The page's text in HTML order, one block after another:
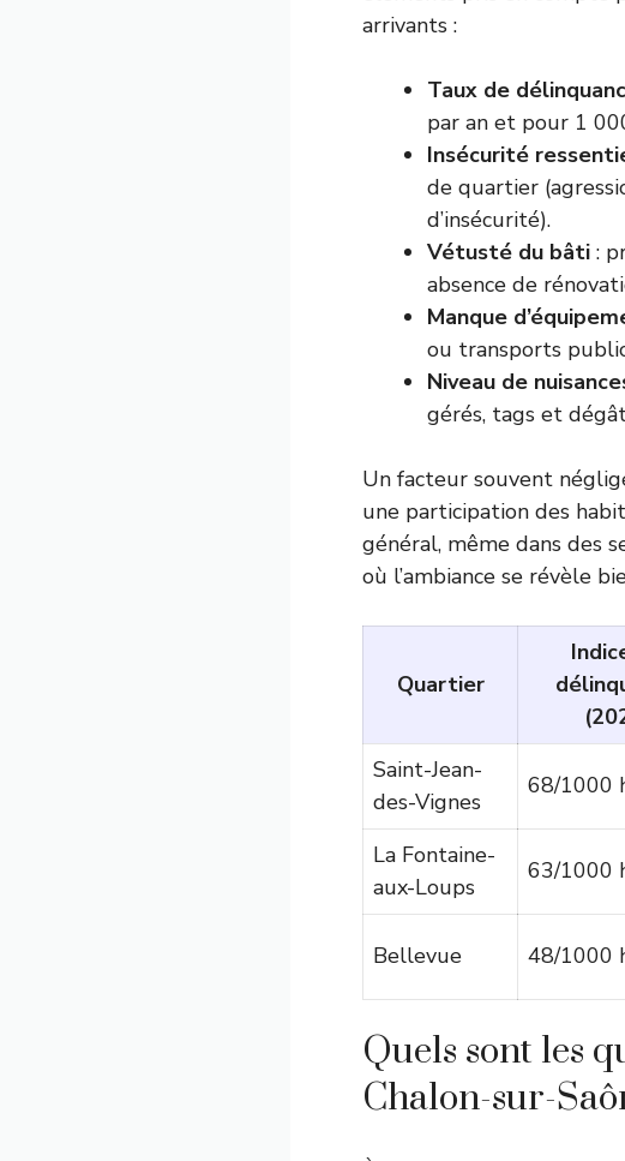
arrivants :
Taux de
par an et pour 1
Insécurité
de quartier
d’insécurité).
Vétusté du bâti :
absence de
Manque
ou transports
Niveau de
gérés, tags et
Un facteur souvent
une participation des
général, même dans des
où l’ambiance se révèle
Quartier
Saint-Jean-
des-Vignes
68/1000
La Fontaine-
aux-Loups
63/1000
Bellevue 48/1000
Quels sont les
Chalon-sur-